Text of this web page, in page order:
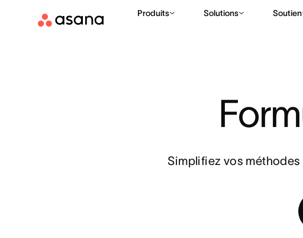
Produits Solutions Soutien
Simplifiez vos